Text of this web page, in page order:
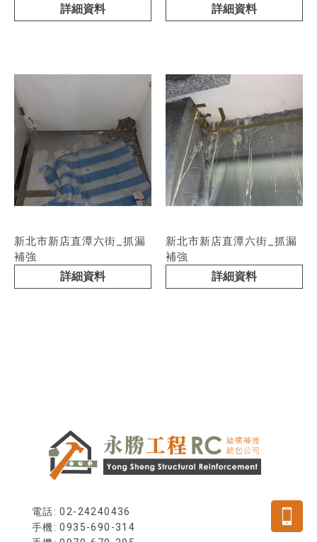
詳細資料 詳細資料
新北市新店直潭六街_抓漏
補強
詳細資料
新北市新店直潭六街_抓漏
補強
詳細資料
電話: 02-24240436
手機: 0935-690-314